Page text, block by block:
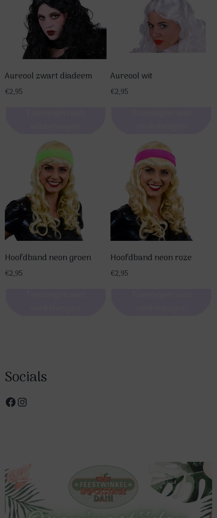
Aureool zwart diadeem
€2,95
Aureool wit
€2,95
Hoofdband neon groen
€2,95
Hoofdband neon roze
€2,95
Socials
Facebook
Instagram